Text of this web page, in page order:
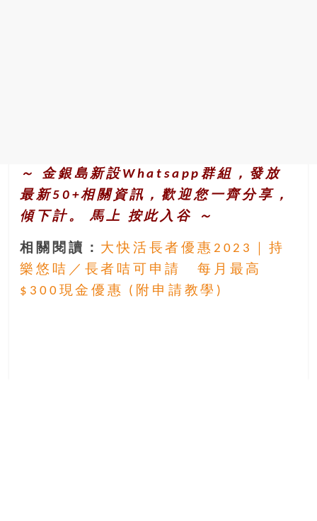
～ 金銀島新設Whatsapp群組，發放
最新50+相關資訊，歡迎您一齊分享，
傾下計。 馬上 按此入谷 ～
相關閱讀： 大快活長者優惠2023｜持
樂悠咭／長者咭可申請 每月最高
$300現金優惠 (附申請教學)